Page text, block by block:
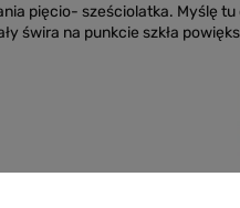
pięcio- sześciolatka. Myślę
świra na punkcie szkła